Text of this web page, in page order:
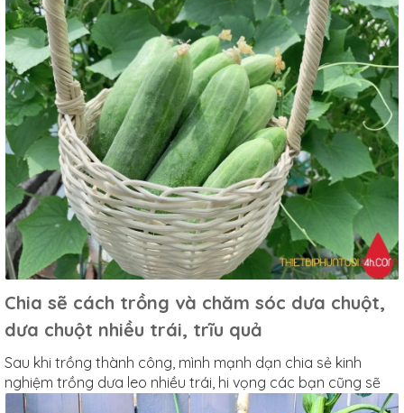
Chia sẽ cách trồng và chăm sóc dưa chuột,
dưa chuột nhiều trái, trĩu quả
Sau khi trồng thành công, mình mạnh dạn chia sẻ kinh
nghiệm trồng dưa leo nhiều trái, hi vọng các bạn cũng sẽ
làm được điều "sai trái"